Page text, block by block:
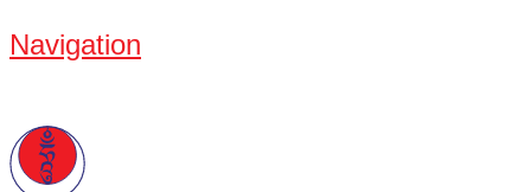
Navigation